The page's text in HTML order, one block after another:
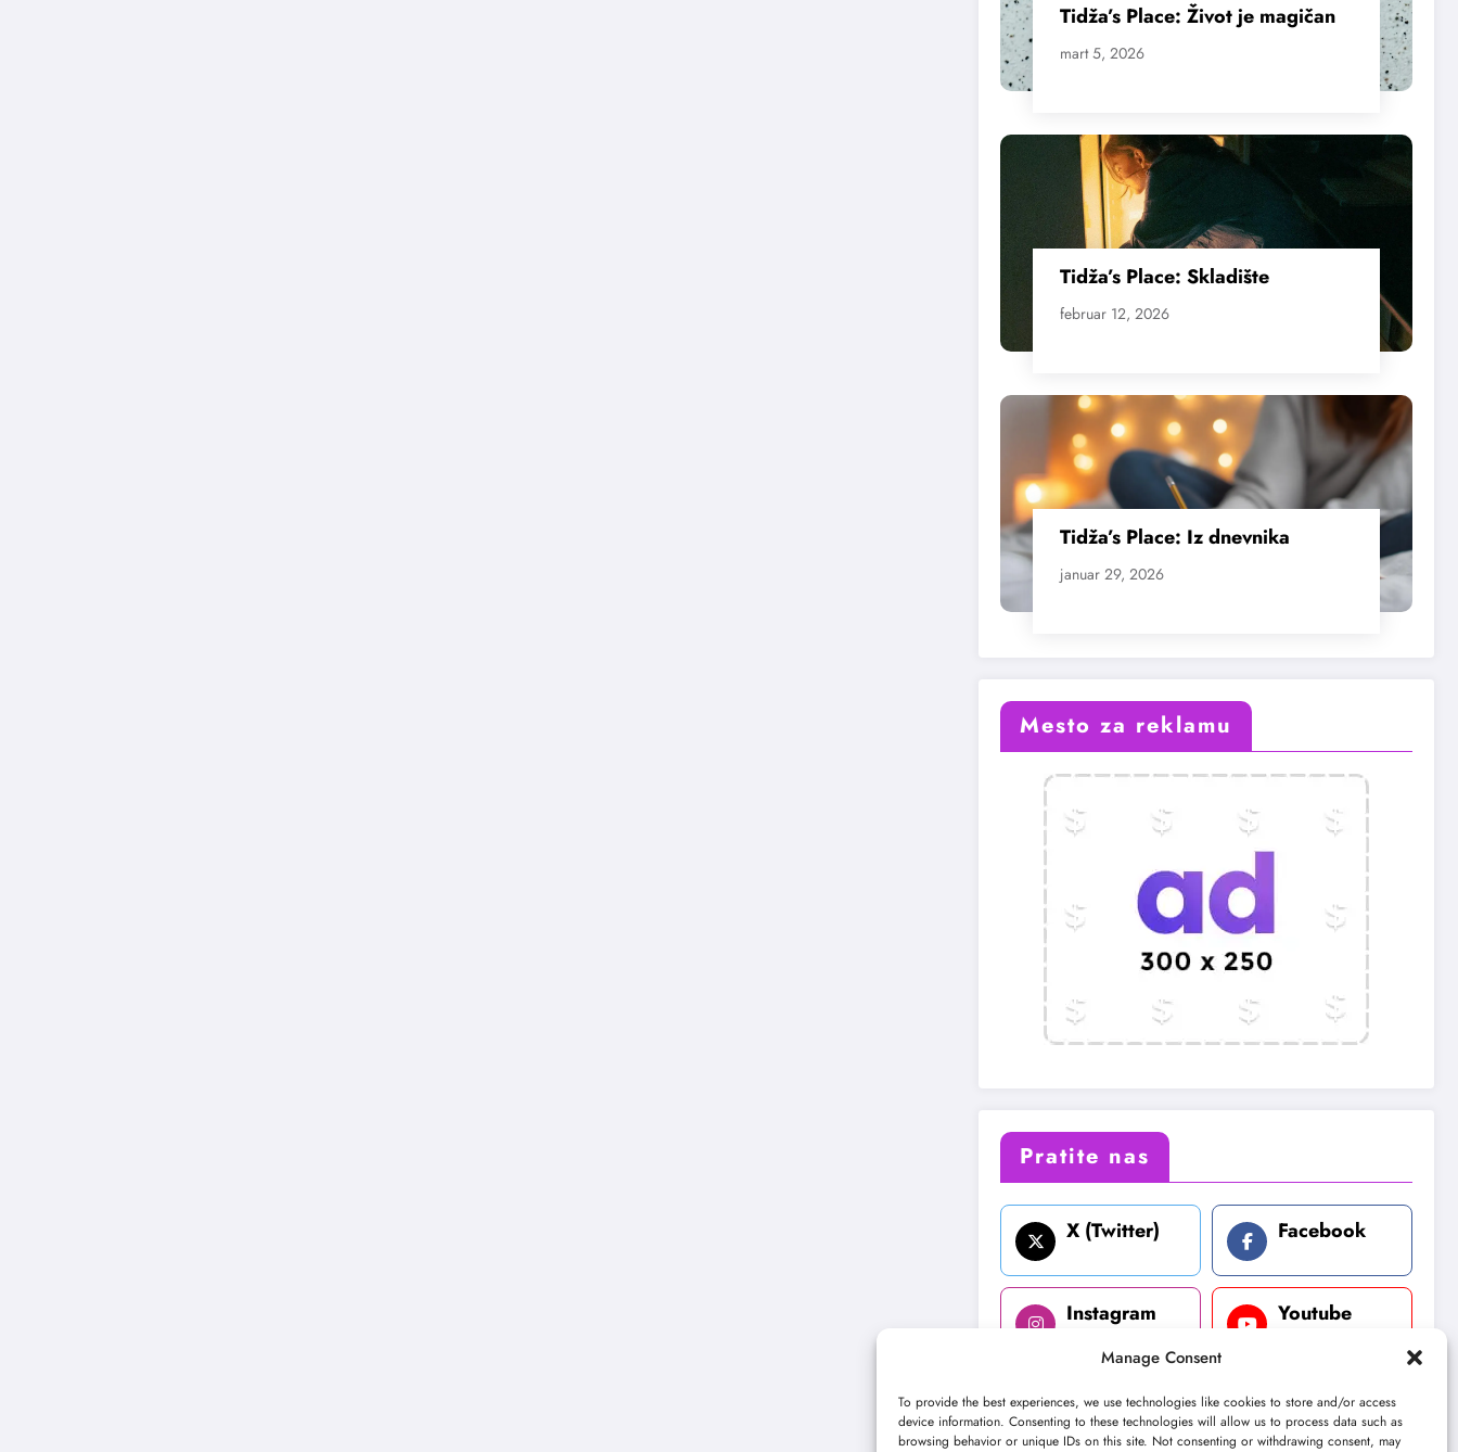
Manage Consent
To provide the best experiences, we use technologies like cookies to store and/or access
device information. Consenting to these technologies will allow us to process data such as
browsing behavior or unique IDs on this site. Not consenting or withdrawing consent, may
Tidža’s Place: Život je magičan
mart 5, 2026
Tidža’s Place: Skladište
februar 12, 2026
Tidža’s Place: Iz dnevnika
januar 29, 2026
Mesto za reklamu
Pratite nas
X (Twitter) Facebook
Instagram Youtube
LinkedIn